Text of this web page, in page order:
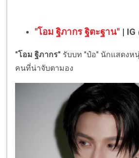
"โอม ฐิภากร ฐิตะฐาน" |
"โอม ฐิภากร" รับบท "ป๋อ" นักแสดงห
คนที่น่าจับตามอง